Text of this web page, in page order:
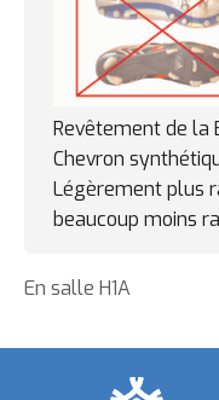
Revêtement de la
Chevron
Légèrement plus
beaucoup moins
En salle H1A